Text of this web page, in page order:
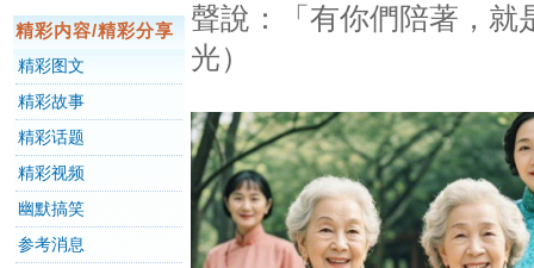
精彩内容/精彩分享
精彩图文
精彩故事
精彩话题
精彩视频
幽默搞笑
参考消息
聲說：「有你們陪著，就
光）